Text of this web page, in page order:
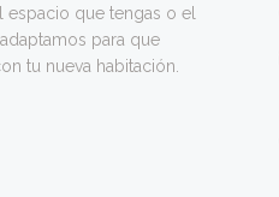
que tengas o el
para que
tu nueva habitación.